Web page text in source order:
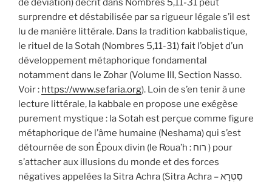
de déviation) décrit dans Nombres 5,11-31 peut
surprendre et déstabilisée par sa rigueur légale s’il est
lu de manière littérale. Dans la tradition kabbalistique,
le rituel de la Sotah (Nombres 5,11-31) fait l’objet d’un
développement métaphorique fondamental
notamment dans le Zohar (Volume III, Section Nasso.
Voir : https://www.sefaria.org). Loin de s’en tenir à une
lecture littérale, la kabbale en propose une exégèse
purement mystique : la Sotah est perçue comme figure
métaphorique de l’âme humaine (Neshama) qui s’est
détournée de son Époux divin (le Roua’h : רוח ) pour
s’attacher aux illusions du monde et des forces
négatives appelées la Sitra Achra (Sitra Achra – סִטְרָא